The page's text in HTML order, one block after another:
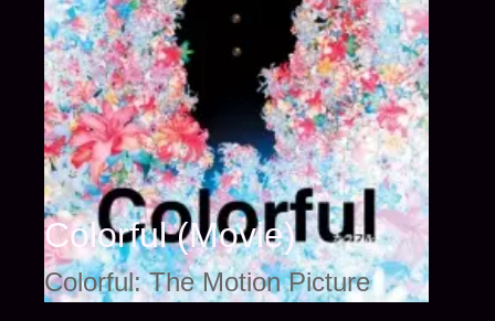
Colorful (Movie)
Colorful: The Motion Picture